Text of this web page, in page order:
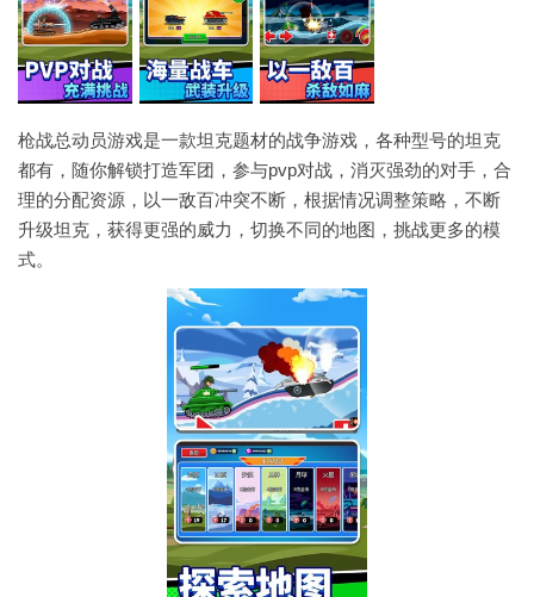
枪战总动员游戏是一款坦克题材的战争游戏，各种型号的坦克
都有，随你解锁打造军团，参与pvp对战，消灭强劲的对手，合
理的分配资源，以一敌百冲突不断，根据情况调整策略，不断
升级坦克，获得更强的威力，切换不同的地图，挑战更多的模
式。